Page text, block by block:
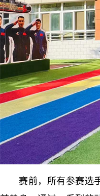
赛前，所有参赛选手